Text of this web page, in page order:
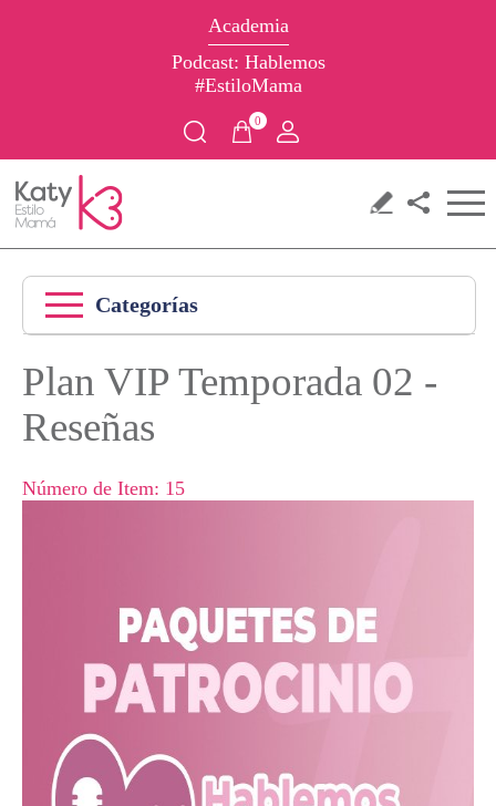
0
Academia
Podcast: Hablemos
#EstiloMama
Plan VIP Temporada 02 -
Reseñas
Número de Item: 15
Categorías